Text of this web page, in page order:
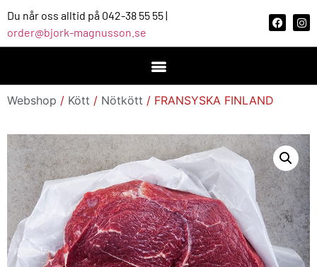
Du når oss alltid på 042-38 55 55 |
order@bjork-magnusson.se
Webshop / Kött / Nötkött / FRANSYSKA FINLAND